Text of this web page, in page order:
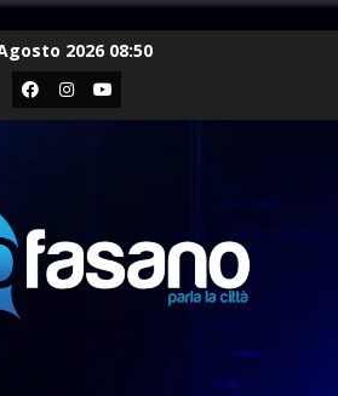
2026 08:50
Facebook
Instagram
Youtube